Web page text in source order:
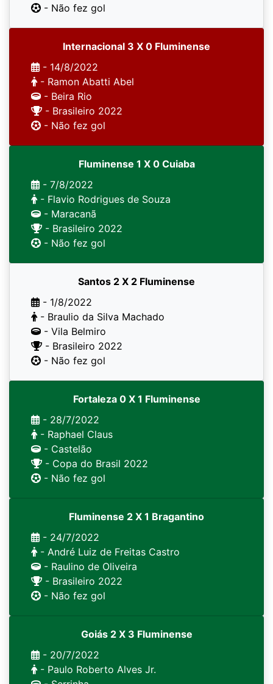
- Não fez gol
Internacional 3 X 0 Fluminense
- 14/8/2022
- Ramon Abatti Abel
- Beira Rio
- Brasileiro 2022
- Não fez gol
Fluminense 1 X 0 Cuiaba
- 7/8/2022
- Flavio Rodrigues de Souza
- Maracanã
- Brasileiro 2022
- Não fez gol
Santos 2 X 2 Fluminense
- 1/8/2022
- Braulio da Silva Machado
- Vila Belmiro
- Brasileiro 2022
- Não fez gol
Fortaleza 0 X 1 Fluminense
- 28/7/2022
- Raphael Claus
- Castelão
- Copa do Brasil 2022
- Não fez gol
Fluminense 2 X 1 Bragantino
- 24/7/2022
- André Luiz de Freitas Castro
- Raulino de Oliveira
- Brasileiro 2022
- Não fez gol
Goiás 2 X 3 Fluminense
- 20/7/2022
- Paulo Roberto Alves Jr.